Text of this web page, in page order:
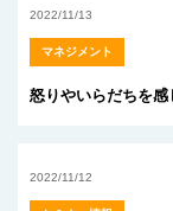
2022/11/13
マネジメント
怒りやいらだちを感
2022/11/12